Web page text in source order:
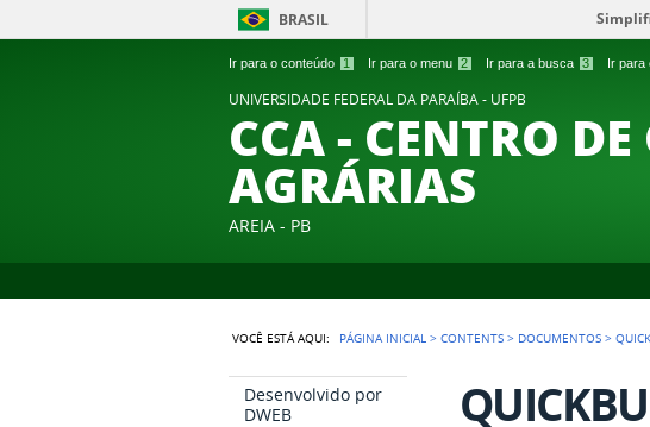
Ir para o conteúdo 1 Ir para o menu 2 Ir para a busca 3 Ir para
BRASIL
UNIVERSIDADE FEDERAL DA PARAÍBA - UFPB
CCA - CENTRO
AGRÁRIAS
AREIA - PB
VOCÊ ESTÁ AQUI: PÁGINA INICIAL >CONTENTS > DOCUMENTOS >
Desenvolvido por
DWEB